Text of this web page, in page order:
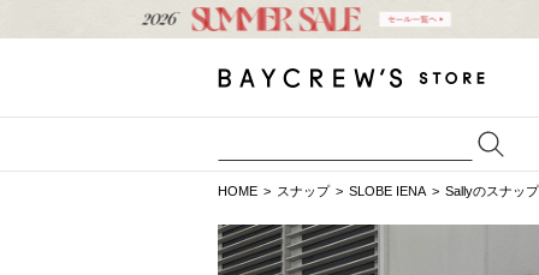
HOME スナップ SLOBE IENA Sallyのスナップ